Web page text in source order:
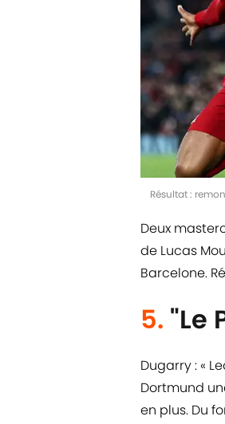
Résultat :
Deux
de Lucas
Barcelone.
5. "Le
Dugarry : «
Dortmund
en plus. Du